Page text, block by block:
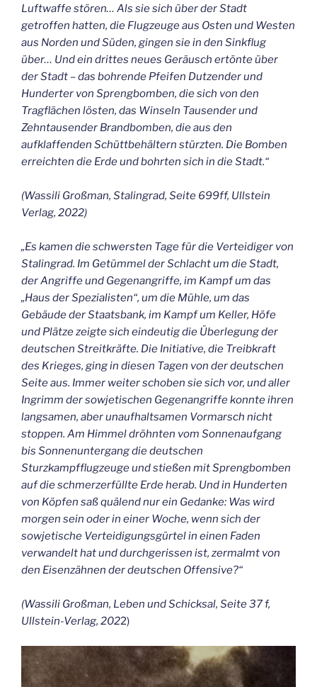
Luftwaffe stören… Als sie sich über der Stadt
getroffen hatten, die Flugzeuge aus Osten und Westen
aus Norden und Süden, gingen sie in den Sinkflug
über… Und ein drittes neues Geräusch ertönte über
der Stadt – das bohrende Pfeifen Dutzender und
Hunderter von Sprengbomben, die sich von den
Tragflächen lösten, das Winseln Tausender und
Zehntausender Brandbomben, die aus den
aufklaffenden Schüttbehältern stürzten. Die Bomben
erreichten die Erde und bohrten sich in die Stadt.“
(Wassili Großman, Stalingrad, Seite 699ff, Ullstein
Verlag, 2022)
„Es kamen die schwersten Tage für die Verteidiger von
Stalingrad. Im Getümmel der Schlacht um die Stadt,
der Angriffe und Gegenangriffe, im Kampf um das
„Haus der Spezialisten“, um die Mühle, um das
Gebäude der Staatsbank, im Kampf um Keller, Höfe
und Plätze zeigte sich eindeutig die Überlegung der
deutschen Streitkräfte. Die Initiative, die Treibkraft
des Krieges, ging in diesen Tagen von der deutschen
Seite aus. Immer weiter schoben sie sich vor, und aller
Ingrimm der sowjetischen Gegenangriffe konnte ihren
langsamen, aber unaufhaltsamen Vormarsch nicht
stoppen. Am Himmel dröhnten vom Sonnenaufgang
bis Sonnenuntergang die deutschen
Sturzkampfflugzeuge und stießen mit Sprengbomben
auf die schmerzerfüllte Erde herab. Und in Hunderten
von Köpfen saß quälend nur ein Gedanke: Was wird
morgen sein oder in einer Woche, wenn sich der
sowjetische Verteidigungsgürtel in einen Faden
verwandelt hat und durchgerissen ist, zermalmt von
den Eisenzähnen der deutschen Offensive?“
(Wassili Großman, Leben und Schicksal, Seite 37 f,
Ullstein-Verlag, 2022)